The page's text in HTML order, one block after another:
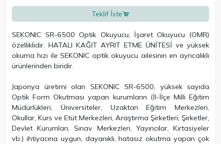
Teklif İste
SEKONIC SR-6500 Optik Okuyucu, İşaret Okuyucu (OMR)
özelliklidir. HATALI KAĞIT AYRIT ETME ÜNİTESİ ve yüksek
okuma hızı ile SEKONIC optik okuyucu ailesinin en ayrıcalıklı
ürünlerinden biridir.
Japonya üretimi olan SEKONIC SR-6500, yüksek sayıda
Optik Form Okutması yapan kurumların (İl-İlçe Milli Eğitim
Müdürlükleri, Üniversiteler, Uzaktan Eğitim Merkezleri,
Okullar, Kurs ve Etüt Merkezleri, Araştırma Şirketleri, Şirketler,
Devlet Kurumları, Sınav Merkezleri, Yayıncılar, Kırtasiyeler
vb.) ihtiyacına uygun, dayanıklı, hatasız okutma yapan çok